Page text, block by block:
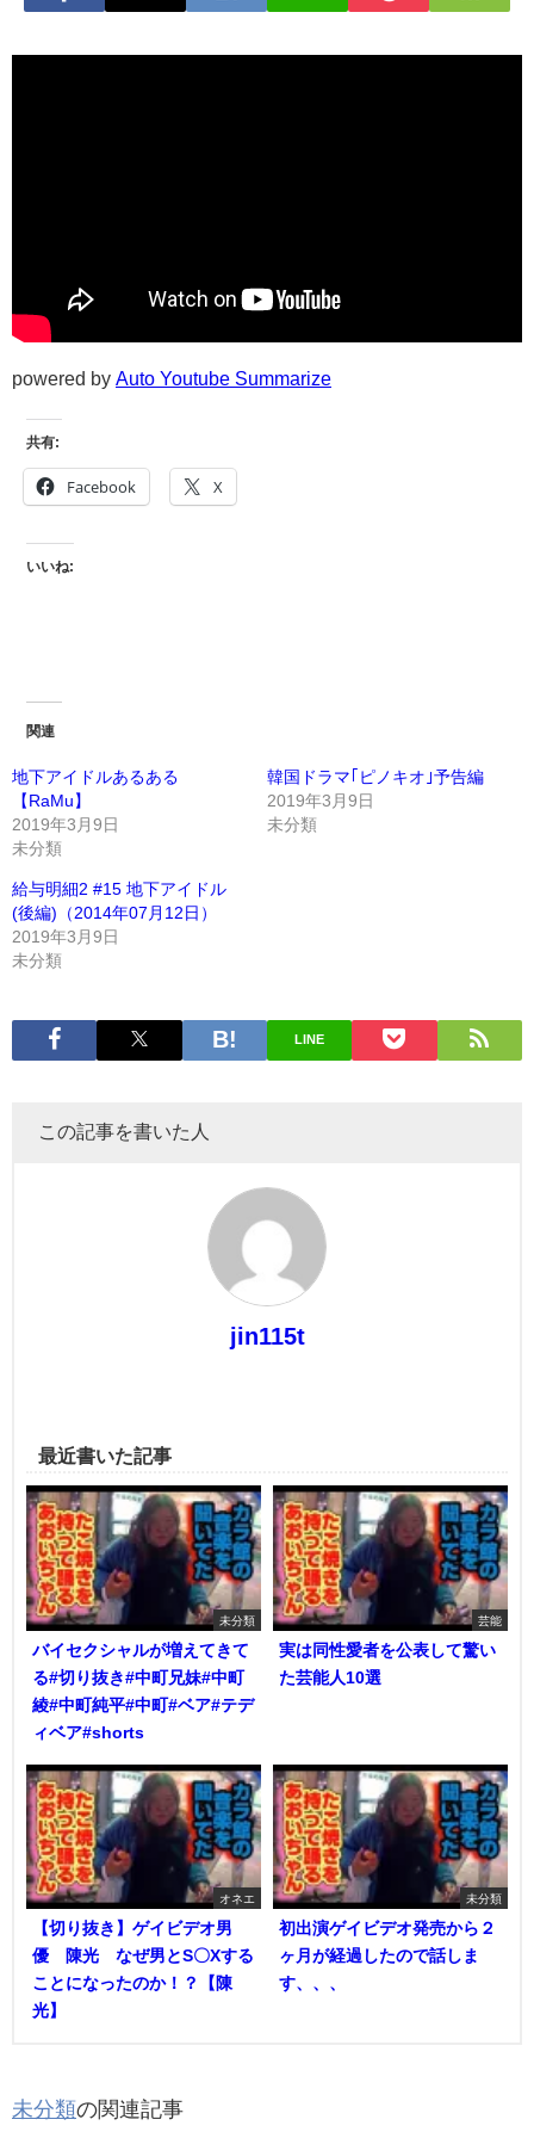
powered by Auto Youtube Summarize
共有:
Facebook X
いいね:
関連
地下アイドルあるある
【RaMu】
2019年3月9日
未分類
韓国ドラマ｢ピノキオ｣予告編
2019年3月9日
未分類
給与明細2 #15 地下アイドル
(後編)（2014年07月12日）
2019年3月9日
未分類
LINE
この記事を書いた人
jin115t
最近書いた記事
未分類
バイセクシャルが増えてきて
る#切り抜き#中町兄妹#中町
綾#中町純平#中町#ベア#テデ
ィベア#shorts
芸能
実は同性愛者を公表して驚い
た芸能人10選
オネエ
【切り抜き】ゲイビデオ男
優 陳光 なぜ男とS〇Xする
ことになったのか！？【陳
光】
未分類
初出演ゲイビデオ発売から２
ヶ月が経過したので話しま
す、、、
未分類の関連記事